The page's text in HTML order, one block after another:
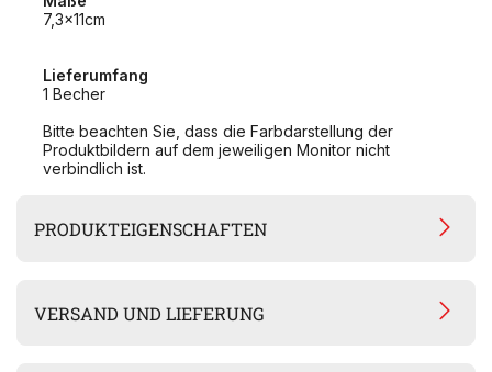
7,3x11cm
Lieferumfang
1 Becher
Bitte beachten Sie, dass die Farbdarstellung der
Produktbildern auf dem jeweiligen Monitor nicht
verbindlich ist.
PRODUKTEIGENSCHAFTEN
VERSAND UND LIEFERUNG